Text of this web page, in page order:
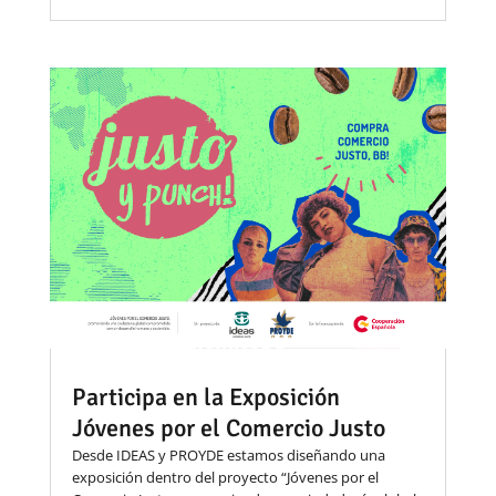
Participa en la Exposición
Jóvenes por el Comercio Justo
Desde IDEAS y PROYDE estamos diseñando una
exposición dentro del proyecto “Jóvenes por el